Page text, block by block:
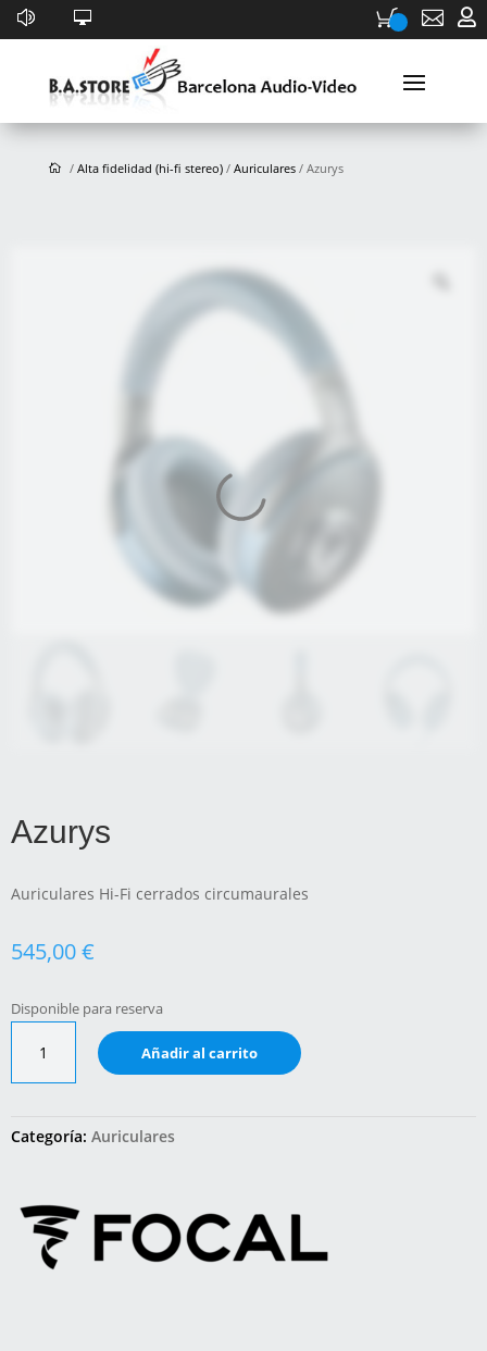
 
/ Alta fidelidad (hi-fi stereo)/ Auriculares/ Azurys
Azurys
Auriculares Hi-Fi cerrados circumaurales
545,00€
Disponible para reserva
cantidad
Añadir al carrito
Categoría: Auriculares